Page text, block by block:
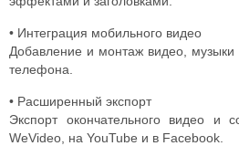
• Интеграция мобильного видео
Добавление и монтаж видео,
телефона.
• Расширенный экспорт
Экспорт окончательного видео и
WeVideo, на YouTube и в Facebook.